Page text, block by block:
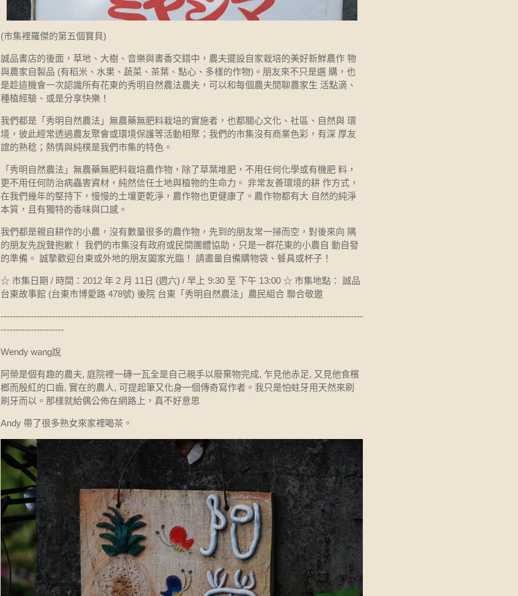
(市集裡羅傑的第五個寶貝)
誠品書店的後面，草地、大樹、音樂與書香交錯中，農夫擺設自家栽培的美好新鮮農作 物
與農家自製品 (有稻米、水果、蔬菜、茶葉、點心、多樣的作物)。朋友來不只是選 購，也
是趁這機會一次認識所有花東的秀明自然農法農夫，可以和每個農夫閒聊農家生 活點滴、
種植經驗、或是分享快樂！
我們都是「秀明自然農法」無農藥無肥料栽培的實施者，也都關心文化、社區、自然與 環
境，彼此經常透過農友聚會或環境保護等活動相聚；我們的市集沒有商業色彩，有深 厚友
誼的熟稔；熱情與純樸是我們市集的特色。
「秀明自然農法」無農藥無肥料栽培農作物，除了草葉堆肥，不用任何化學或有機肥 料，
更不用任何防治病蟲害資材，純然信任土地與植物的生命力。 非常友善環境的耕 作方式，
在我們幾年的堅持下，慢慢的土壤更乾淨，農作物也更健康了。農作物都有大 自然的純淨
本質，且有獨特的香味與口感。
我們都是親自耕作的小農，沒有數量很多的農作物，先到的朋友常一掃而空，對後來向 隅
的朋友先說聲抱歉！ 我們的市集沒有政府或民間團體協助，只是一群花東的小農自 動自發
的準備。 誠摯歡迎台東或外地的朋友闔家光臨！ 請盡量自備購物袋、餐具或杯子！
☆ 市集日期 / 時間：2012 年 2 月 11日 (週六) / 早上 9:30 至 下午 13:00 ☆ 市集地點： 誠品
台東故事館 (台東市博愛路 478號) 後院 台東「秀明自然農法」農民組合 聯合敬邀
------------------------------------------------------------------------------------------------------------------------
---------------------
Wendy wang說
阿榮是個有趣的農夫, 庭院裡一磚一瓦全是自己親手以廢棄物完成, 乍見他赤足, 又見他食檳
榔而殷紅的口齒, 實在的農人, 可提起筆又化身一個傳奇寫作者。我只是怕蛀牙用天然來刷
刷牙而以。那樣就給偶公佈在網路上，真不好意思
Andy 帶了很多熟女來家裡喝茶。